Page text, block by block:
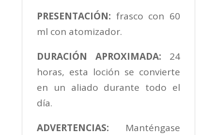
PRESENTACIÓN: frasco con 60
ml con atomizador.
DURACIÓN APROXIMADA: 24
horas, esta loción se convierte
en un aliado durante todo el
día.
ADVERTENCIAS: Manténgase